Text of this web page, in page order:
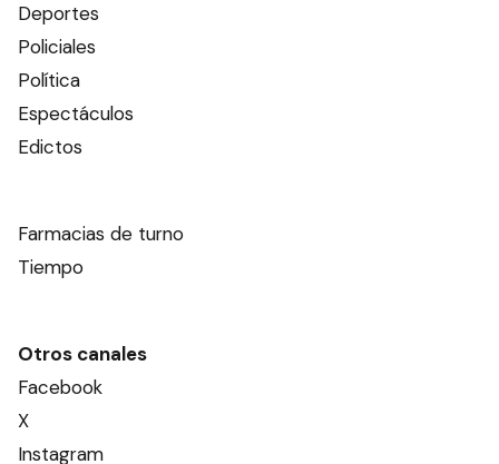
Deportes
Policiales
Política
Espectáculos
Edictos
Farmacias de turno
Tiempo
Otros canales
Facebook
X
Instagram